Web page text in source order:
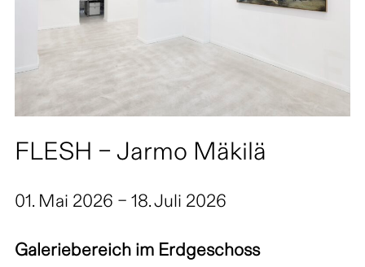
FLESH – Jarmo Mäkilä
01. Mai 2026 – 18. Juli 2026
Galeriebereich im Erdgeschoss